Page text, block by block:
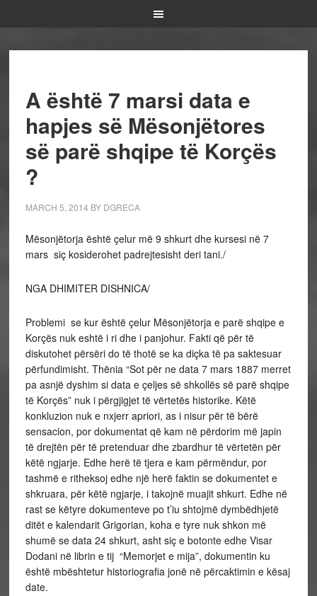
A është 7 marsi data e
hapjes së Mësonjëtores
së parë shqipe të Korçës
?
MARCH 5, 2014 BY DGRECA
Mësonjëtorja është çelur më 9 shkurt dhe kursesi në 7
mars siç kosiderohet padrejtesisht deri tani./
NGA DHIMITER DISHNICA/
Problemi se kur është çelur Mësonjëtorja e parë shqipe e
Korçës nuk eshtë i ri dhe i panjohur. Fakti që për të
diskutohet përsëri do të thotë se ka diçka të pa saktesuar
përfundimisht. Thënia “Sot për ne data 7 mars 1887 merret
pa asnjë dyshim si data e çeljes së shkollës së parë shqipe
të Korçës” nuk i përgjigjet të vërtetës historike. Këtë
konkluzion nuk e nxjerr apriori, as i nisur për të bërë
sensacion, por dokumentat që kam në përdorim më japin
të drejtën për të pretenduar dhe zbardhur të vërtetën për
këtë ngjarje. Edhe herë të tjera e kam përmëndur, por
tashmë e ritheksoj edhe një herë faktin se dokumentet e
shkruara, për këtë ngjarje, i takojnë muajit shkurt. Edhe në
rast se këtyre dokumenteve po t’iu shtojmë dymbëdhjetë
ditët e kalendarit Grigorian, koha e tyre nuk shkon më
shumë se data 24 shkurt, asht siç e botonte edhe Visar
Dodani në librin e tij “Memorjet e mija”, dokumentin ku
është mbështetur historiografia jonë në përcaktimin e kësaj
date.